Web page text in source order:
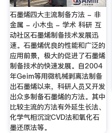
石墨烯四大主流制备方法 - 非
金属 - 小木虫 - 学术 科研 互
动社区石墨烯制备技术发展迅
速。石墨烯优良的性能和广泛的
应用前景，极大的促进了石墨烯
制备技术的快速发展。自2004
年Geim等用微机械剥离法制备
出石墨烯以来，科研人员又开发
出众多制备石墨烯的方法。其中
比较主流的方法有外延生长法、
化学气相沉淀CVD法和氧化石
墨还原法等。